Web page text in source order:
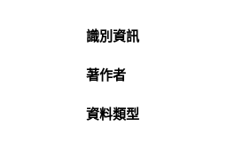
識別資訊
著作者
資料類型